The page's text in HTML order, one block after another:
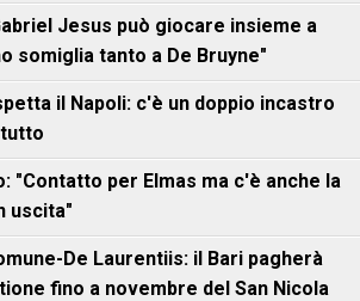
Jesus può giocare insieme a
somiglia tanto a De Bruyne"
il Napoli: c'è un doppio incastro
"Contatto per Elmas ma c'è anche la
uscita"
De Laurentiis: il Bari pagherà
fino a novembre del San Nicola